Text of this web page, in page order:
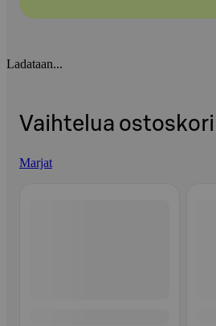
Ladataan...
Vaihtelua
Marjat